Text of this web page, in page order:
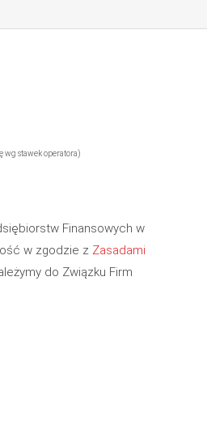
wg stawek operatora)
Finansowych w
w zgodzie z Zasadami
do Związku Firm